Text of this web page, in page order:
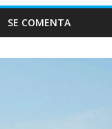
SE COMENTA